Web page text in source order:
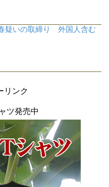
疑いの取締り 外国人含む
リンク
ツ発売中